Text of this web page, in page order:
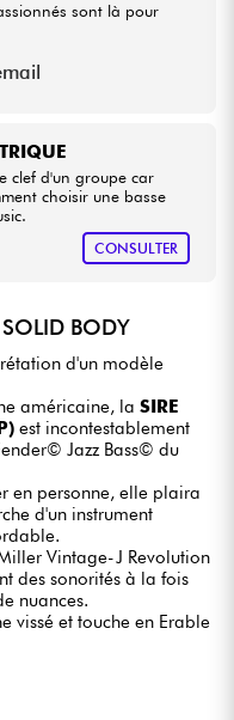
clef d'un groupe car
choisir une basse
CONSULTER
sont là pour
SOLID BODY
d'un modèle
américaine, la SIRE
est incontestablement
Jazz Bass© du
en personne, elle plaira
d'un instrument
Vintage-J Revolution
des sonorités à la fois
nuances.
vissé et touche en Erable